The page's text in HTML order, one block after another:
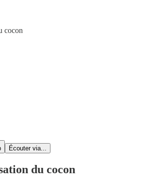
cocon
Écouter via...
du cocon